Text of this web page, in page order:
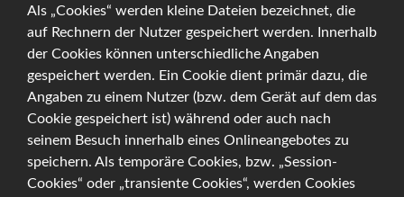
Als „Cookies“ werden kleine Dateien bezeichnet, die
auf Rechnern der Nutzer gespeichert werden. Innerhalb
der Cookies können unterschiedliche Angaben
gespeichert werden. Ein Cookie dient primär dazu, die
Angaben zu einem Nutzer (bzw. dem Gerät auf dem das
Cookie gespeichert ist) während oder auch nach
seinem Besuch innerhalb eines Onlineangebotes zu
speichern. Als temporäre Cookies, bzw. „Session-
Cookies“ oder „transiente Cookies“, werden Cookies
Senden